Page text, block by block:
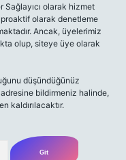
Sağlayıcı olarak hizmet
olarak denetleme
Ancak, üyelerimiz
olup, siteye üye olarak
düşündüğünüz
adresine bildirmeniz halinde,
kaldırılacaktır.